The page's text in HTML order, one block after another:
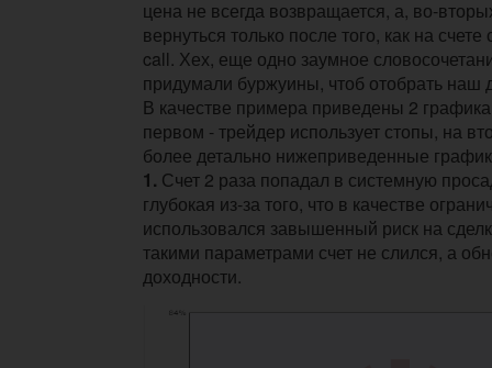
цена не всегда возвращается, а, во-
вернуться только после того, как на
call. Хех, еще одно заумное
придумали буржуины, чтоб отобрать наш
В качестве примера приведены 2
первом - трейдер использует стопы, на
более детально нижеприведенные
1. Счет 2 раза попадал в системную
глубокая из-за того, что в качестве
использовался завышенный риск на
такими параметрами счет не слился, а
доходности.